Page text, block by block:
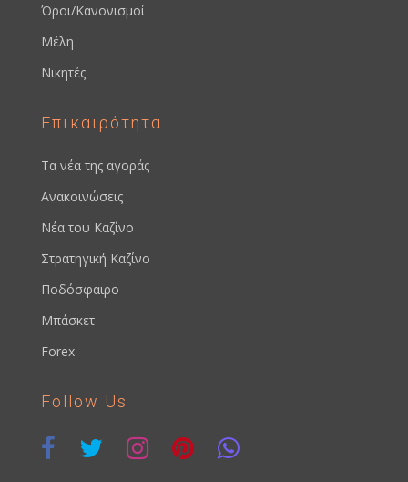
Όροι/Κανονισμοί
Μέλη
Νικητές
Επικαιρότητα
Τα νέα της αγοράς
Ανακοινώσεις
Νέα του Καζίνο
Στρατηγική Καζίνο
Ποδόσφαιρο
Μπάσκετ
Forex
Follow Us